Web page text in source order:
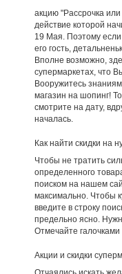
акцию "Рассрочка
действие которой
19 Мая. Поэтому
его гость,
Вполне возможно,
супермаркетах, что
Вооружитесь
магазин на шопинг!
смотрите на дату,
началась.
Как найти скидки на
Чтобы не тратить
определенного
поиском на нашем
максимально. Чтобы
введите в строку
предельно ясно.
Отмечайте галочками
Акции и скидки